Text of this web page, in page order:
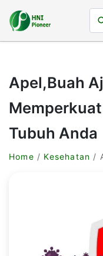
Apel,Buah
Tubuh Anda
Home / Kesehatan /